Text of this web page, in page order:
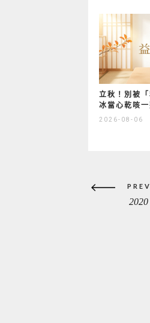
立秋！別被
冰當心乾咳一
2026-08-06
章
PREVIOUS